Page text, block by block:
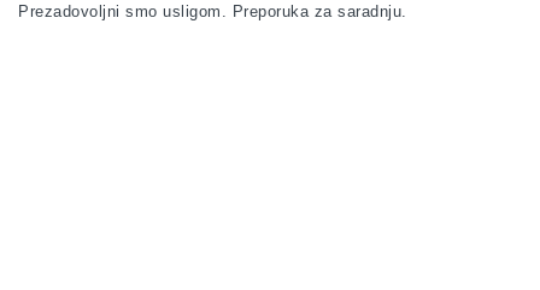
Prezadovoljni smo usligom. Preporuka za saradnju.